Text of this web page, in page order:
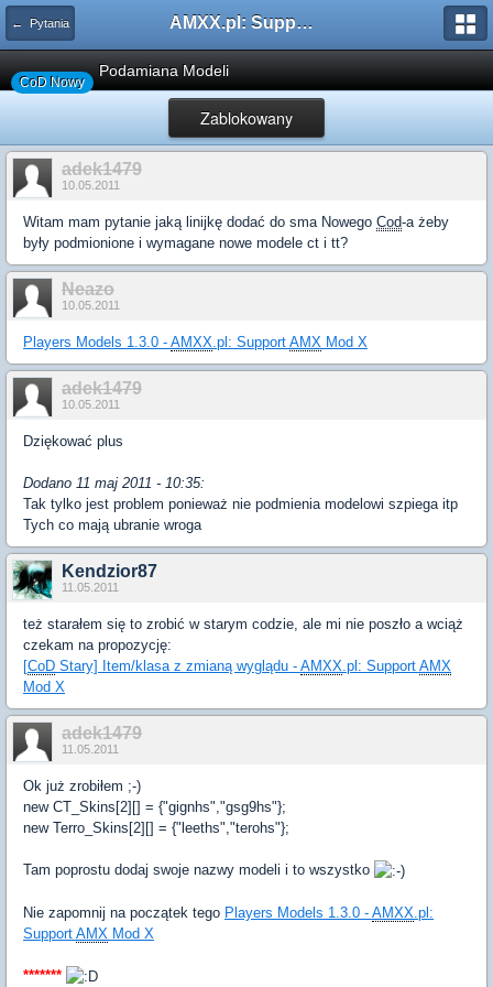
← Pytania AMXX.pl: Support AMX Mod X i SourceMod
CoD Nowy
Podamiana Modeli
Zablokowany
adek1479
10.05.2011
Witam mam pytanie jaką linijkę dodać do sma Nowego Cod-a żeby
były podmionione i wymagane nowe modele ct i tt?
Neazo
10.05.2011
Players Models 1.3.0 - AMXX.pl: Support AMX Mod X
adek1479
10.05.2011
Dziękować plus
Dodano 11 maj 2011 - 10:35:
Tak tylko jest problem ponieważ nie podmienia modelowi szpiega itp
Tych co mają ubranie wroga
Kendzior87
11.05.2011
też starałem się to zrobić w starym codzie, ale mi nie poszło a wciąż
czekam na propozycję:
[CoD Stary] Item/klasa z zmianą wyglądu - AMXX.pl: Support AMX
Mod X
adek1479
11.05.2011
Ok już zrobiłem ;-)
new CT_Skins[2][] = {"gignhs","gsg9hs"};
new Terro_Skins[2][] = {"leeths","terohs"};
Tam poprostu dodaj swoje nazwy modeli i to wszystko
Nie zapomnij na początek tego Players Models 1.3.0 - AMXX.pl:
Support AMX Mod X
*******